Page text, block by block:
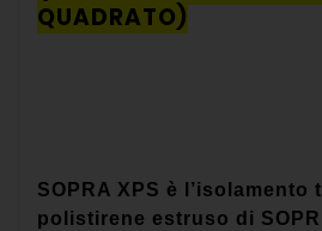
QUADRATO)
SOPRA XPS è l’isolamento
polistirene estruso di